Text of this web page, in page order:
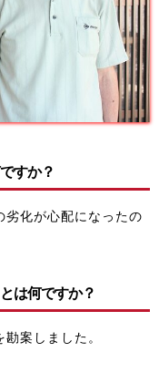
すか？
劣化が心配になったの
は何ですか？
案しました。